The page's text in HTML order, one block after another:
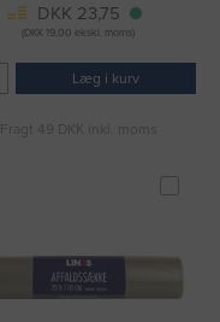
DKK 23,75
(DKK 19,00 ekskl. moms)
Læg i kurv
Fragt 49 DKK inkl. moms